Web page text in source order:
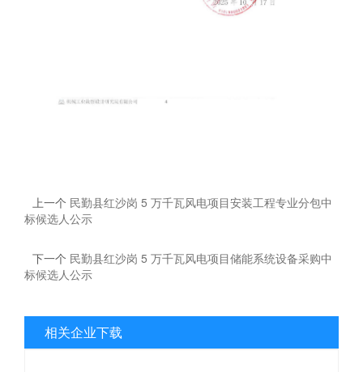
上一个 民勤县红沙岗 5 万千瓦风电项目安装工程专业分包中
标候选人公示
下一个 民勤县红沙岗 5 万千瓦风电项目储能系统设备采购中
标候选人公示
相关企业下载